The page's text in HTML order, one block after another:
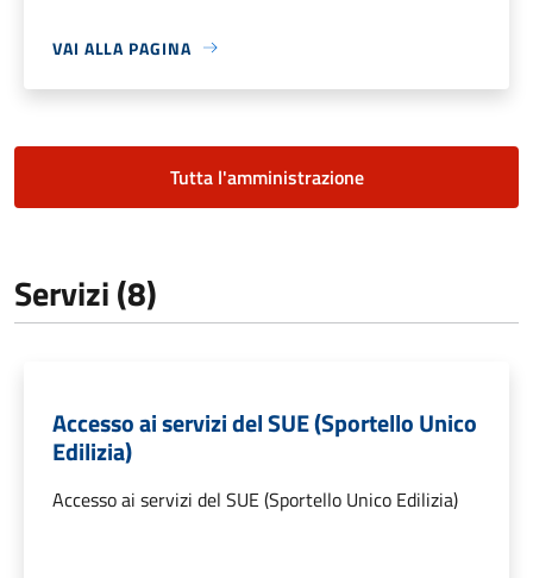
VAI ALLA PAGINA
Tutta l'amministrazione
Servizi (8)
Accesso ai servizi del SUE (Sportello Unico
Edilizia)
Accesso ai servizi del SUE (Sportello Unico Edilizia)